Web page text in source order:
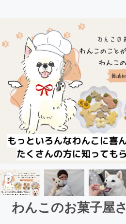
わんこのお菓子屋